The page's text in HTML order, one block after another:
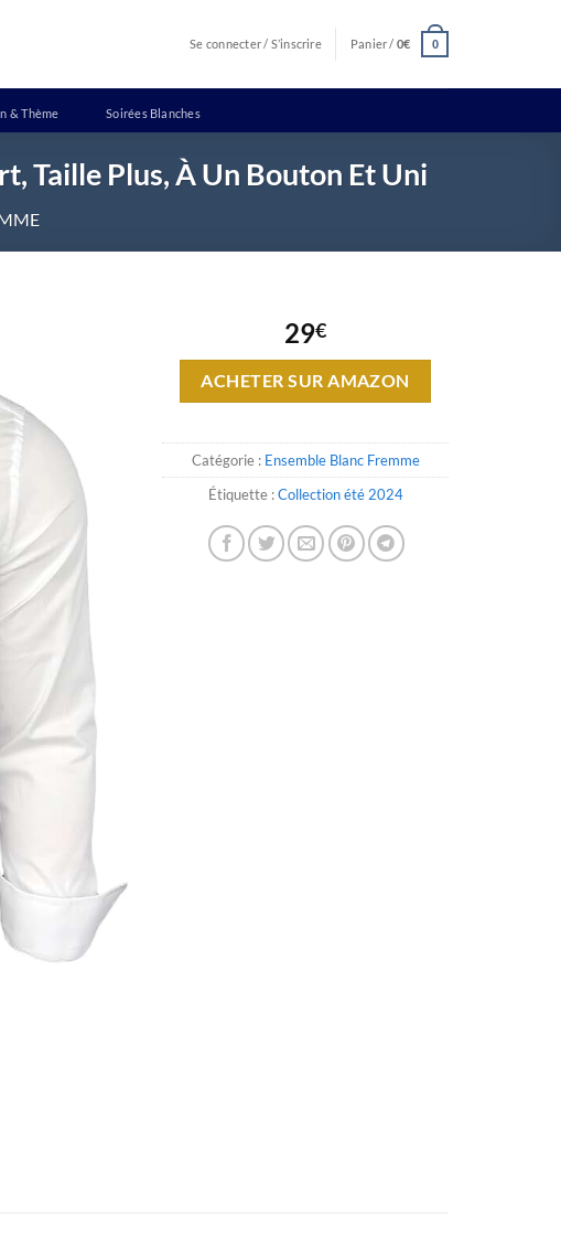
Se connecter / S’inscrire Panier / 0€ 0
& Thème Soirées Blanches
Taille Plus, À Un Bouton Et Uni
29€
ACHETER SUR AMAZON
Catégorie : Ensemble Blanc Fremme
Étiquette :Collection été 2024